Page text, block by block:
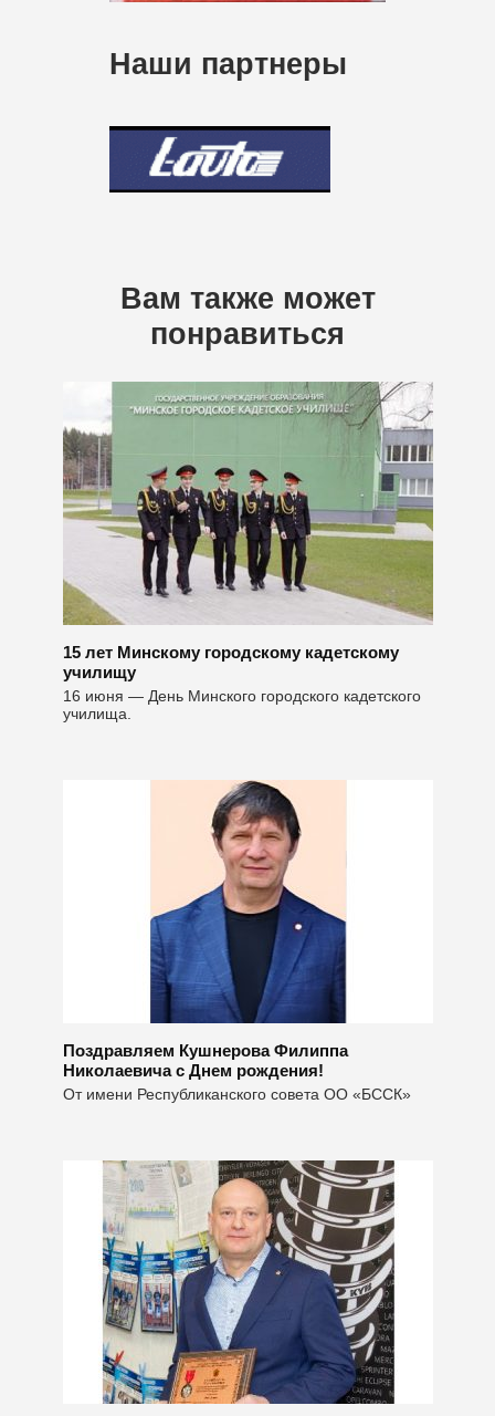
Наши партнеры
Вам также может
понравиться
15 лет Минскому городскому кадетскому
училищу
16 июня — День Минского городского кадетского
училища.
Поздравляем Кушнерова Филиппа
Николаевича с Днем рождения!
От имени Республиканского совета ОО «БССК»